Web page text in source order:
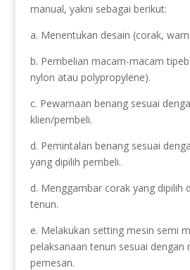
manual, yakni sebagai berikut:
a. Menentukan desain (corak,
b. Pembelian macam-macam
nylon atau polypropylene).
c. Pewarnaan benang sesuai
klien/pembeli.
d. Pemintalan benang sesuai
yang dipilih pembeli.
d. Menggambar corak yang dipilih
tenun.
e. Melakukan setting mesin semi
pelaksanaan tenun sesuai dengan
pemesan.